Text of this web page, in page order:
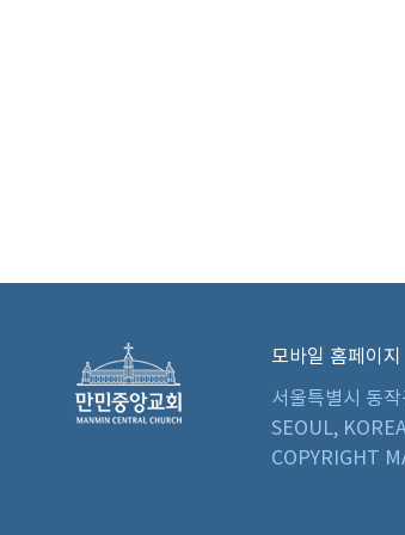
모바일 홈페이지
서울특별시 동
SEOUL,
COPYRIGHT